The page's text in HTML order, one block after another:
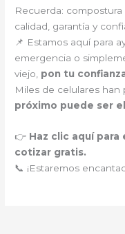
Recuerda:
calidad, garantía y
📌 Estamos aquí para
emergencia o
viejo, pon tu
Miles de celulares
próximo puede ser
👉 Haz clic aquí
cotizar gratis.
📞 ¡Estaremos